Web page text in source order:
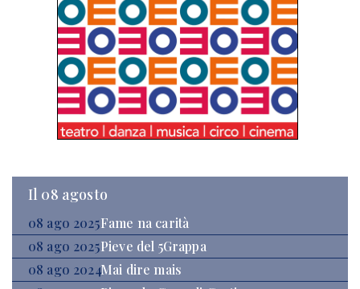
Il 08 agosto
08 ago 2025Fame na carità
08 ago 2025Pieve del 5Grappa
08 ago 2024Mai dire mais